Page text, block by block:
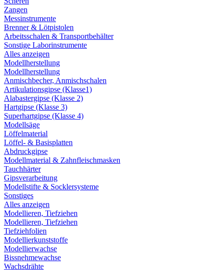
Zangen
Messinstrumente
Brenner & Lötpistolen
Arbeitsschalen & Transportbehälter
Sonstige Laborinstrumente
Alles anzeigen
Modellherstellung
Modellherstellung
Anmischbecher, Anmischschalen
Artikulationsgipse (Klasse1)
Alabastergipse (Klasse 2)
Hartgipse (Klasse 3)
Superhartgipse (Klasse 4)
Modellsäge
Löffelmaterial
Löffel- & Basisplatten
Abdruckgipse
Modellmaterial & Zahnfleischmasken
Tauchhärter
Gipsverarbeitung
Modellstifte & Socklersysteme
Sonstiges
Alles anzeigen
Modellieren, Tiefziehen
Modellieren, Tiefziehen
Tiefziehfolien
Modellierkunststoffe
Modellierwachse
Bissnehmewachse
Wachsdrähte